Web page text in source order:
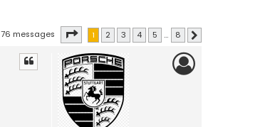
76 messages Page sur 8
1 2 3 4 5 … 8